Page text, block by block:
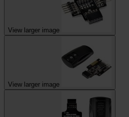
View larger image
View larger image